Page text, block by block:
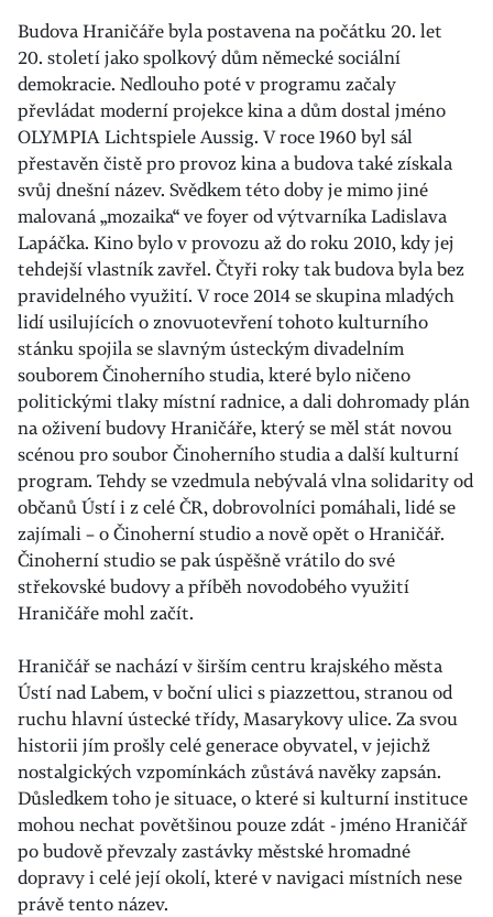
Budova Hraničáře byla postavena na počátku 20. let
20. století jako spolkový dům německé sociální
demokracie. Nedlouho poté v programu začaly
převládat moderní projekce kina a dům dostal jméno
OLYMPIA Lichtspiele Aussig. V roce 1960 byl sál
přestavěn čistě pro provoz kina a budova také získala
svůj dnešní název. Svědkem této doby je mimo jiné
malovaná „mozaika“ ve foyer od výtvarníka Ladislava
Lapáčka. Kino bylo v provozu až do roku 2010, kdy jej
tehdejší vlastník zavřel. Čtyři roky tak budova byla bez
pravidelného využití. V roce 2014 se skupina mladých
lidí usilujících o znovuotevření tohoto kulturního
stánku spojila se slavným ústeckým divadelním
souborem Činoherního studia, které bylo ničeno
politickými tlaky místní radnice, a dali dohromady plán
na oživení budovy Hraničáře, který se měl stát novou
scénou pro soubor Činoherního studia a další kulturní
program. Tehdy se vzedmula nebývalá vlna solidarity od
občanů Ústí i z celé ČR, dobrovolníci pomáhali, lidé se
zajímali – o Činoherní studio a nově opět o Hraničář.
Činoherní studio se pak úspěšně vrátilo do své
střekovské budovy a příběh novodobého využití
Hraničáře mohl začít.
Hraničář se nachází v širším centru krajského města
Ústí nad Labem, v boční ulici s piazzettou, stranou od
ruchu hlavní ústecké třídy, Masarykovy ulice. Za svou
historii jím prošly celé generace obyvatel, v jejichž
nostalgických vzpomínkách zůstává navěky zapsán.
Důsledkem toho je situace, o které si kulturní instituce
mohou nechat povětšinou pouze zdát - jméno Hraničář
po budově převzaly zastávky městské hromadné
dopravy i celé její okolí, které v navigaci místních nese
právě tento název.